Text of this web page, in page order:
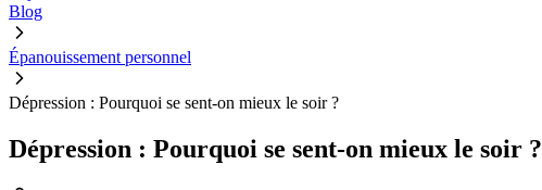
Blog
Épanouissement personnel
Dépression : Pourquoi se sent-on mieux le soir ?
Dépression : Pourquoi se sent-on mieux le soir ?